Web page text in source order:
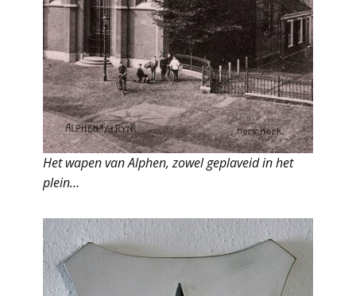
Het wapen van Alphen, zowel geplaveid in het
plein…